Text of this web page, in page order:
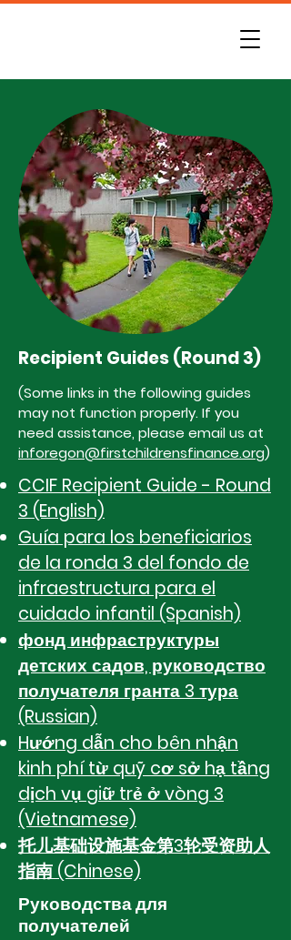
Recipient Guides (Round 3)
(Some links in the following guides
may not function properly. If you
need assistance, please email us at
inforegon@firstchildrensfinance.org)
CCIF Recipient Guide - Round
3 (English)
Guía para los beneficiarios
de la ronda 3 del fondo de
infraestructura para el
cuidado infantil (Spanish)
​фонд инфраструктуры
детских садов, руководство
получателя гранта 3 тура
(Russian)
Hướng dẫn cho bên nhận
kinh phí từ quỹ cơ sở hạ tầng
dịch vụ giữ trẻ ở vòng 3
(Vietnamese)
托儿基础设施基金第3轮受资助人
指南 (Chinese)
Руководства для
получателей